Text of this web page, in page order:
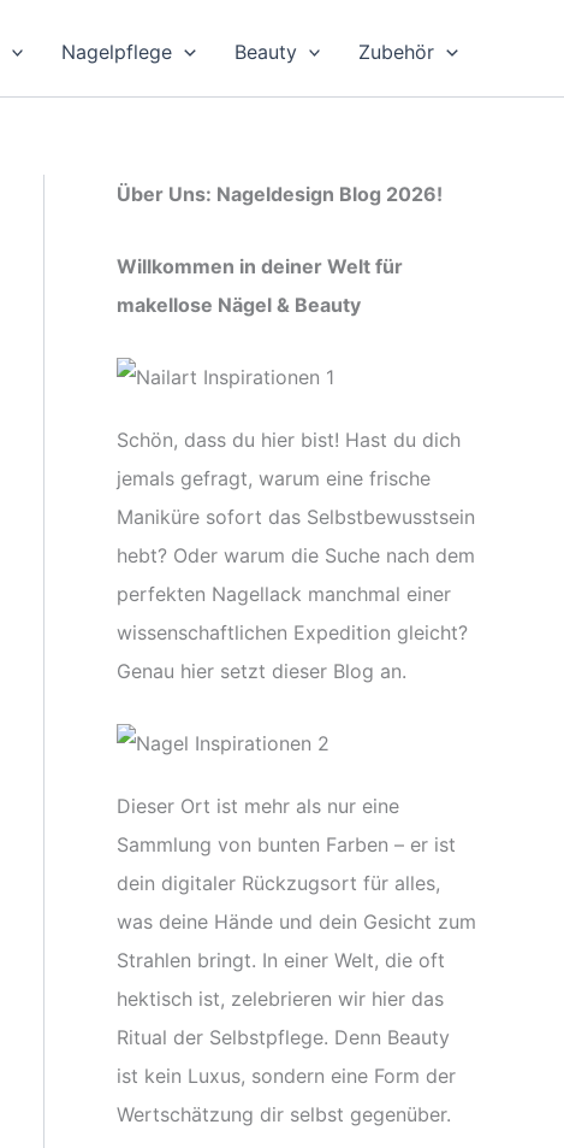
Nagelpflege Beauty Zubehör
Über Uns: Nageldesign Blog 2026!
Willkommen in deiner Welt für
makellose Nägel & Beauty
Schön, dass du hier bist! Hast du dich
jemals gefragt, warum eine frische
Maniküre sofort das Selbstbewusstsein
hebt? Oder warum die Suche nach dem
perfekten Nagellack manchmal einer
wissenschaftlichen Expedition gleicht?
Genau hier setzt dieser Blog an.
Dieser Ort ist mehr als nur eine
Sammlung von bunten Farben – er ist
dein digitaler Rückzugsort für alles,
was deine Hände und dein Gesicht zum
Strahlen bringt. In einer Welt, die oft
hektisch ist, zelebrieren wir hier das
Ritual der Selbstpflege. Denn Beauty
ist kein Luxus, sondern eine Form der
Wertschätzung dir selbst gegenüber.